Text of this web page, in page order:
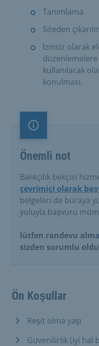
Tanımlama
Siteden
İzinsiz olarak
düzenlemelere
kullanılacak
konulması.
Önemli not
Önemli not
Balıkçılık bekçisi
çevrimiçi olarak
belgeleri de buraya
yoluyla başvuru
lütfen randevu
sizden sorumlu
Ön Koşullar
Reşit olma yaşı
Güvenilirlik (iyi hal